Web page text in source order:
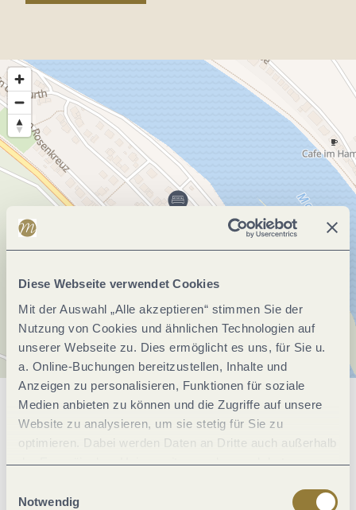
Diese Webseite verwendet Cookies
Mit der Auswahl „Alle akzeptieren“ stimmen Sie der
Nutzung von Cookies und ähnlichen Technologien auf
unserer Webseite zu. Dies ermöglicht es uns, für Sie u.
a. Online-Buchungen bereitzustellen, Inhalte und
Anzeigen zu personalisieren, Funktionen für soziale
Medien anbieten zu können und die Zugriffe auf unsere
Website zu analysieren, um sie stetig für Sie zu
optimieren. Dabei werden Daten an Dritte auch außerhalb
der Europäischen Union weitergegeben und dort
jederzeit widerrufen werden. Mit der Auswahl "Alle
Notwendig
Allgemeine Informationen